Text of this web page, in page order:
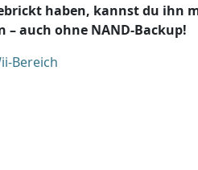
haben, kannst du ihn
– auch ohne NAND-Backup!
Bereich